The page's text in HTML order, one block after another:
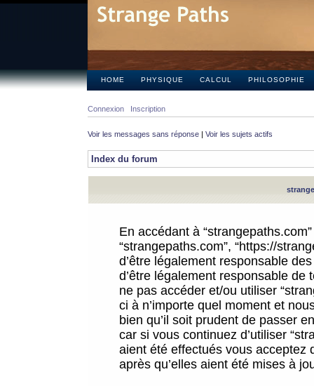
HOME PHYSIQUE CALCUL PHILOSOPHIE
Connexion Inscription
Voir les messages sans réponse | Voir les sujets actifs
Index du forum
En accédant à
“strangepaths.com”, “https://
d’être légalement responsable
d’être légalement responsable
ne pas accéder et/ou utiliser
ci à n’importe quel moment et
bien qu’il soit prudent de passer
car si vous continuez d’utiliser
aient été effectués vous acceptez
après qu’elles aient été mises à